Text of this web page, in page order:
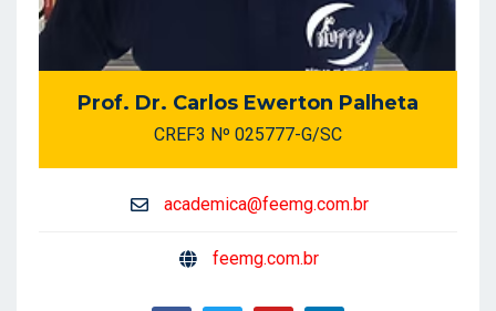
Prof. Dr. Carlos Ewerton Palheta
CREF3 Nº 025777-G/SC
academica@feemg.com.br
feemg.com.br